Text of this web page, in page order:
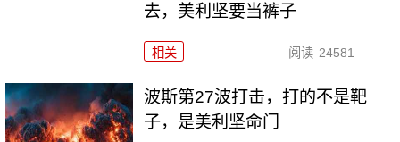
去，美利坚要当裤子
相关 阅读 24581
波斯第27波打击，打的不是靶
子，是美利坚命门